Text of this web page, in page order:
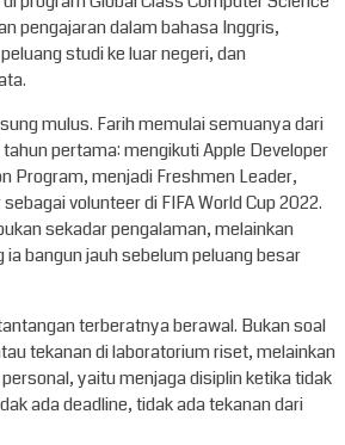
pengajaran dalam bahasa Inggris,
studi ke luar negeri, dan
mulus. Farih memulai semuanya dari
pertama: mengikuti Apple Developer
Program, menjadi Freshmen Leader,
volunteer di FIFA World Cup 2022.
sekadar pengalaman, melainkan
bangun jauh sebelum peluang besar
terberatnya berawal. Bukan soal
tekanan di laboratorium riset, melainkan
yaitu menjaga disiplin ketika tidak
ada deadline, tidak ada tekanan dari